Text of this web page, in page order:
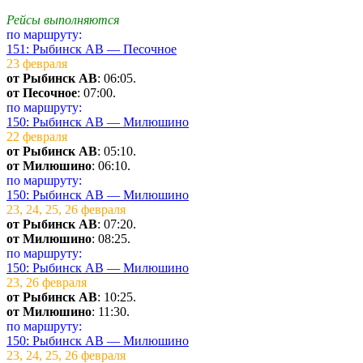
Рейсы выполняются
по маршруту:
151: Рыбинск АВ — Песочное
23 февраля
от Рыбинск АВ: 06:05.
от Песочное: 07:00.
по маршруту:
150: Рыбинск АВ — Милюшино
22 февраля
от Рыбинск АВ: 05:10.
от Милюшино: 06:10.
по маршруту:
150: Рыбинск АВ — Милюшино
23, 24, 25, 26 февраля
от Рыбинск АВ: 07:20.
от Милюшино: 08:25.
по маршруту:
150: Рыбинск АВ — Милюшино
23, 26 февраля
от Рыбинск АВ: 10:25.
от Милюшино: 11:30.
по маршруту:
150: Рыбинск АВ — Милюшино
23, 24, 25, 26 февраля